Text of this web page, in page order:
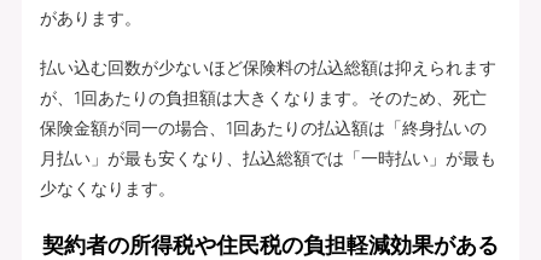
があります。
払い込む回数が少ないほど保険料の払込総額は抑えられます
が、1回あたりの負担額は大きくなります。そのため、死亡
保険金額が同一の場合、1回あたりの払込額は「終身払いの
月払い」が最も安くなり、払込総額では「一時払い」が最も
少なくなります。
契約者の所得税や住民税の負担軽減効果がある